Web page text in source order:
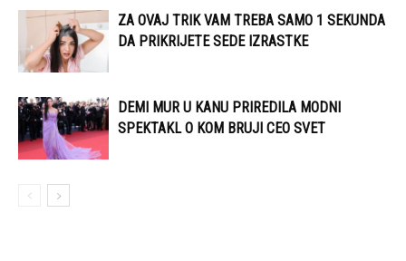
ZA OVAJ TRIK VAM TREBA SAMO 1 SEKUNDA
DA PRIKRIJETE SEDE IZRASTKE
DEMI MUR U KANU PRIREDILA MODNI
SPEKTAKL O KOM BRUJI CEO SVET